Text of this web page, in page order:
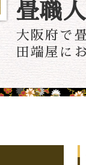
畳職
大阪府で
田端屋に